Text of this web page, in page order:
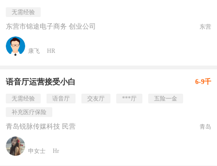
无需经验
东营市锦途电子商务 创业公司 东营
康飞 HR
语音厅运营接受小白 6-9千
无需经验 语音厅 交友厅 ***厅
五险一金
补充医疗保险
青岛锐脉传媒科技 民营 青岛
申女士 Hr